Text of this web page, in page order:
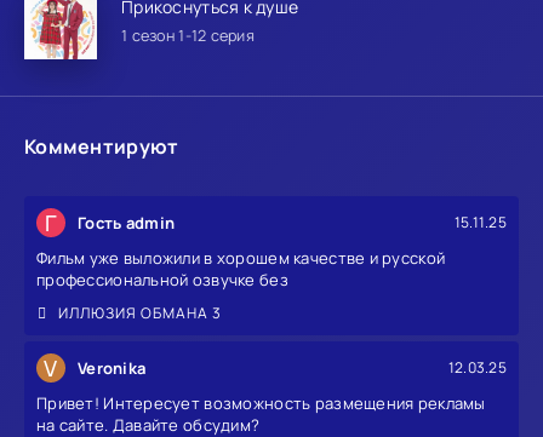
Прикоснуться к душе
1 сезон 1-12 серия
Комментируют
Г Гость admin 15.11.25
Фильм уже выложили в хорошем качестве и русской
профессиональной озвучке без
ИЛЛЮЗИЯ ОБМАНА 3
V Veronika 12.03.25
Привет! Интересует возможность размещения рекламы
на сайте. Давайте обсудим?